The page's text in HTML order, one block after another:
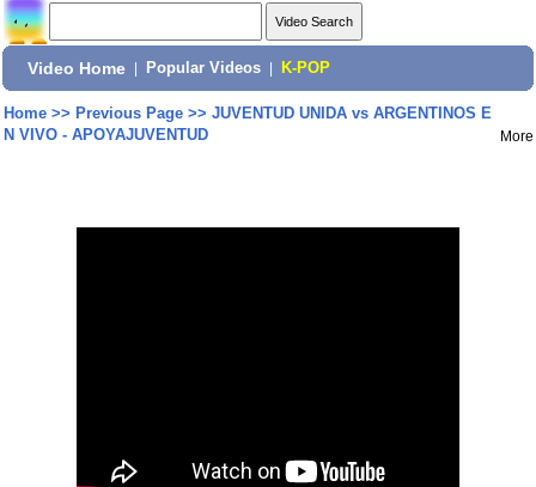
Video Home Popular Videos K-POP
Home>> Previous Page>> JUVENTUD UNIDA vs ARGENTINOS E
N VIVO - APOYAJUVENTUD
More